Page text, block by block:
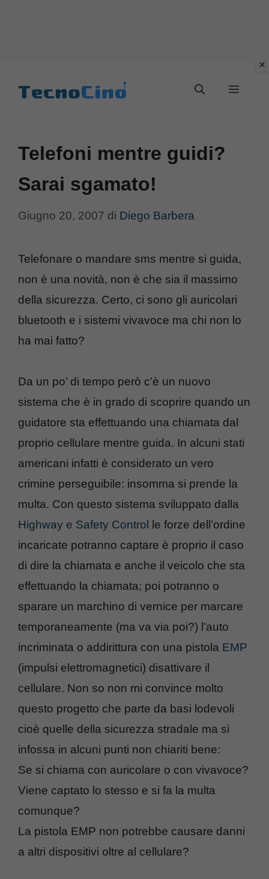
Menu
Telefoni mentre guidi?
Sarai sgamato!
Giugno 20, 2007 di Diego Barbera
Telefonare o mandare sms mentre si guida,
non è una novità, non è che sia il massimo
della sicurezza. Certo, ci sono gli auricolari
bluetooth e i sistemi vivavoce ma chi non lo
ha mai fatto?
Da un po’ di tempo però c’è un nuovo
sistema che è in grado di scoprire quando un
guidatore sta effettuando una chiamata dal
proprio cellulare mentre guida. In alcuni stati
americani infatti è considerato un vero
crimine perseguibile: insomma si prende la
multa. Con questo sistema sviluppato dalla
Highway e Safety Control le forze dell’ordine
incaricate potranno captare è proprio il caso
di dire la chiamata e anche il veicolo che sta
effettuando la chiamata; poi potranno o
sparare un marchino di vernice per marcare
temporaneamente (ma va via poi?) l’auto
incriminata o addirittura con una pistola EMP
(impulsi elettromagnetici) disattivare il
cellulare. Non so non mi convince molto
questo progetto che parte da basi lodevoli
cioè quelle della sicurezza stradale ma si
infossa in alcuni punti non chiariti bene:
Se si chiama con auricolare o con vivavoce?
Viene captato lo stesso e si fa la multa
comunque?
La pistola EMP non potrebbe causare danni
a altri dispositivi oltre al cellulare?